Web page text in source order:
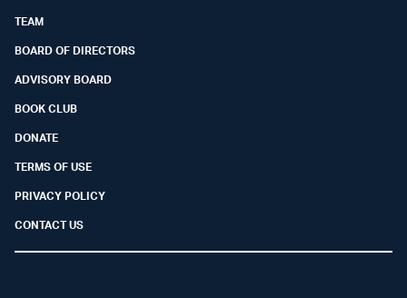
TEAM
BOARD OF DIRECTORS
ADVISORY BOARD
BOOK CLUB
DONATE
TERMS OF USE
PRIVACY POLICY
CONTACT US